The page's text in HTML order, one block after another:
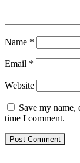
Name *
Email *
Website
Save my
time I comment.